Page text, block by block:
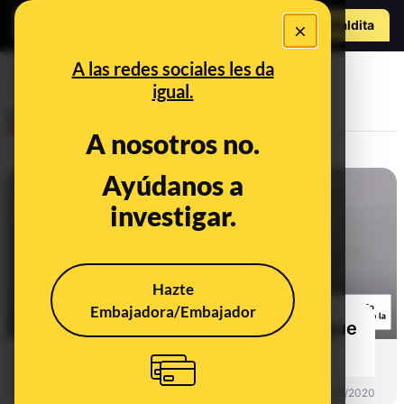
×
A las redes sociales les da
igual.
A nosotros no.
Ayúdanos a
investigar.
Hazte
Embajadora/Embajador
Hazte Maldita
astrólogo
El bulo del niño indio de 14 años que
predijo el coronavirus en 2019
09/06/2020